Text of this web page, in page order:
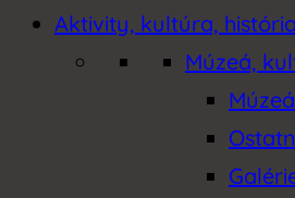
Aktivity, kultúra,
Múzeá,